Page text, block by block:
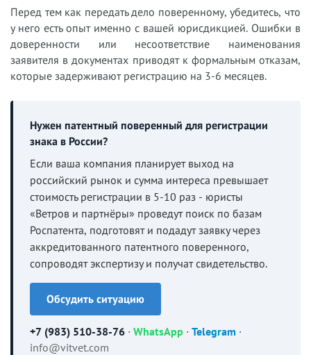
Перед тем как передать дело поверенному, убедитесь, что
у него есть опыт именно с вашей юрисдикцией. Ошибки в
доверенности или несоответствие наименования
заявителя в документах приводят к формальным отказам,
которые задерживают регистрацию на 3-6 месяцев.
Нужен патентный поверенный для регистрации
знака в России?
Если ваша компания планирует выход на
российский рынок и сумма интереса превышает
стоимость регистрации в 5-10 раз - юристы
«Ветров и партнёры» проведут поиск по базам
Роспатента, подготовят и подадут заявку через
аккредитованного патентного поверенного,
сопроводят экспертизу и получат свидетельство.
Обсудить ситуацию
+7 (983) 510-38-76 · WhatsApp · Telegram ·
info@vitvet.com